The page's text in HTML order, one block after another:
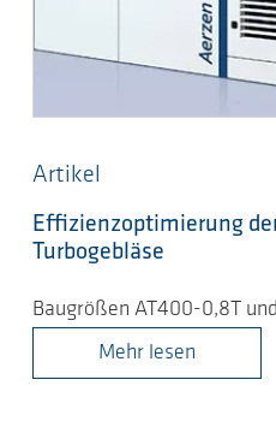
Artikel
Effizienzoptimierung
Turbogebläse
Baugrößen AT400-0,8T
Mehr lesen